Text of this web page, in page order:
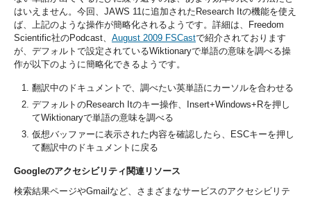
はいえません。今回、JAWS 11に追加されたResearch Itの機能を使え
ば、上記のような操作が簡略化されるようです。詳細は、Freedom
Scientific社のPodcast、 August 2009 FSCastで紹介されております
が、デフォルトで設定されているWiktionaryで単語の意味を調べる操
作が以下のように簡略化できるようです。
翻訳中のドキュメントで、調べたい英単語にカーソルを合わせる
デフォルトのResearch Itのキー操作、Insert+Windows+Rを押し
てWiktionaryで単語の意味を調べる
仮想バッファーに表示された内容を確認したら、ESCキーを押し
て翻訳中のドキュメントに戻る
Googleのアクセシビリティ関連リソース
検索結果ページやGmailなど、さまざまなサービスのアクセシビリテ